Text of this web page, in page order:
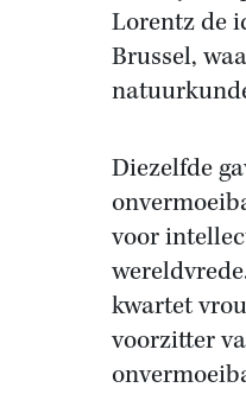
Lorentz de
Brussel,
Diezelfde
voor
kwartet
voorzitter